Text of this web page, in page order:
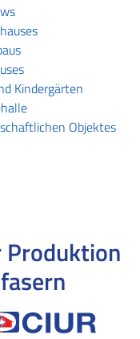
Kindergärten
Objektes